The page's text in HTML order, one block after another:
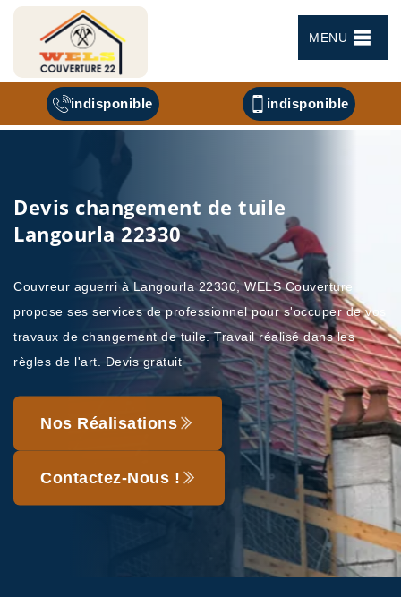
MENU
indisponible indisponible
Devis changement de tuile
Langourla 22330
Couvreur aguerri à Langourla 22330, WELS Couverture
propose ses services de professionnel pour s'occuper de vos
travaux de changement de tuile. Travail réalisé dans les
règles de l'art. Devis gratuit
Nos Réalisations
Contactez-Nous !